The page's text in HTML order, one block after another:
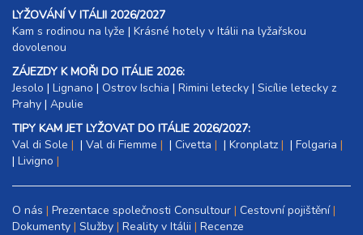
LYŽOVÁNÍ V ITÁLII 2026/2027
Kam s rodinou na lyže |​ Krásné hotely v Itálii na lyžařskou
dovolenou
ZÁJEZDY K MOŘI DO ITÁLIE 2026:
Jesolo | Lignano | Ostrov Ischia | Rimini letecky | Sicílie letecky z
Prahy | Apulie
TIPY KAM JET LYŽOVAT DO ITÁLIE 2026/2027:
Val di Sole
| Val di Fiemme | Civetta | Kronplatz | Folgaria
| Livigno
O nás Prezentace společnosti Consultour Cestovní pojištění
Dokumenty Služby Reality v Itálii Recenze